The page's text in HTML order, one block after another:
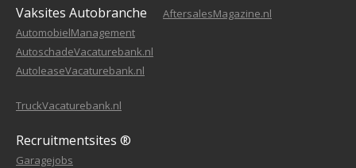
Vaksites Autobranche
AftersalesMagazine.nl
AutomobielManagement
AutoschadeVacaturebank.nl
AutoleaseVacaturebank.nl
TruckVacaturebank.nl
Recruitmentsites ®
Garagejobs